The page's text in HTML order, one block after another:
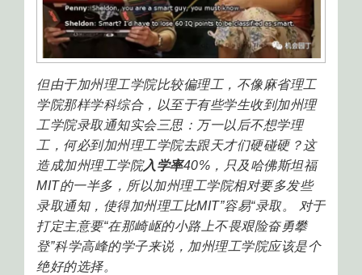
但由于加州理工学院比较偏理工，不像麻省理工
学院那样学科综合，以至于有些学生收到加州理
工学院录取通知实会三思：万一以后不想学理
工，何必到加州理工学院去跟天才们硬碰硬？这
造成加州理工学院入学率40%，只及哈佛斯坦福
MIT的一半多，所以加州理工学院相对要多发些
录取通知，使得加州理工比MIT”容易“录取。 对于
打定主意要“在那崎岖的小路上不畏艰险奋勇攀
登”科学高峰的学子来说，加州理工学院应该是个
绝好的选择。